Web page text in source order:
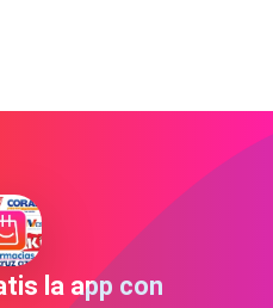
la app con